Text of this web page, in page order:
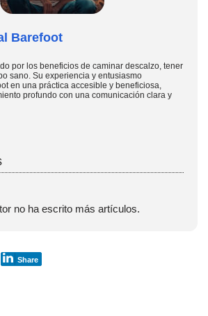
Barefoot
por los beneficios de caminar descalzo, tener
sano. Su experiencia y entusiasmo
en una práctica accesible y beneficiosa,
profundo con una comunicación clara y
no ha escrito más artículos.
Share